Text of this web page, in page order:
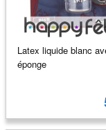
Latex liquide blanc
éponge